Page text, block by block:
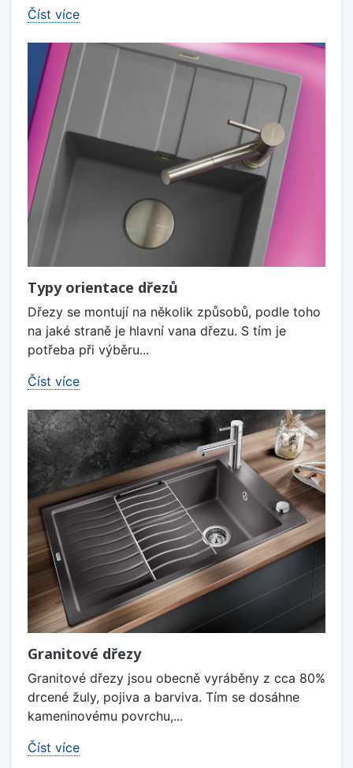
Číst více
Typy orientace dřezů
Dřezy se montují na několik způsobů, podle toho
na jaké straně je hlavní vana dřezu. S tím je
potřeba při výběru...
Číst více
Granitové dřezy
Granitové dřezy jsou obecně vyráběny z cca 80%
drcené žuly, pojiva a barviva. Tím se dosáhne
kameninovému povrchu,...
Číst více